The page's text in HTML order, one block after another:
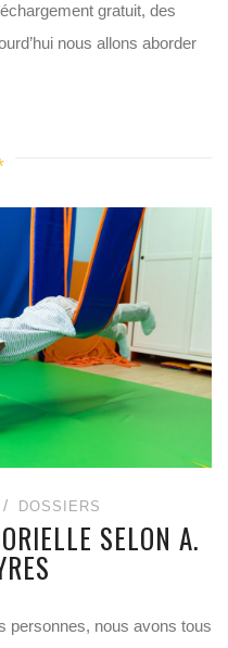
gratuit, des
nous allons aborder
DOSSIERS
SELON A.
personnes, nous avons tous